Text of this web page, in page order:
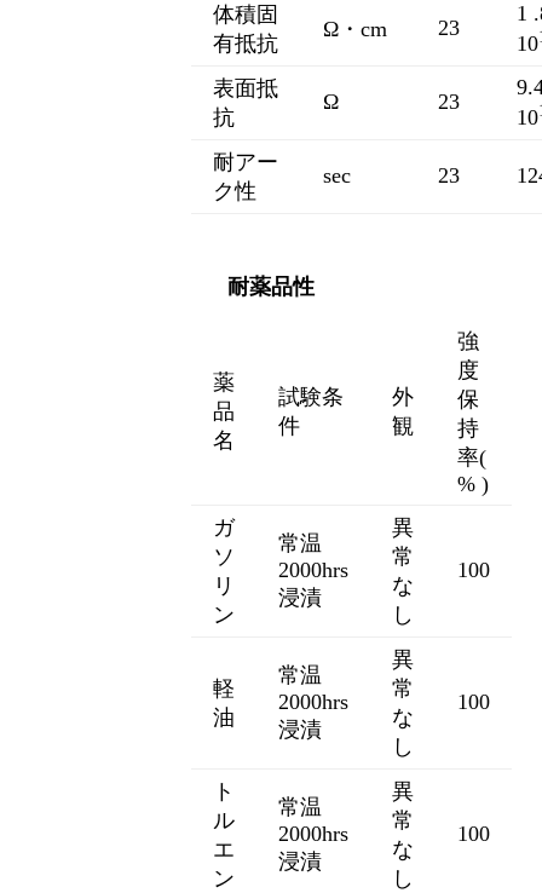
体積固
有抵抗
Ω・cm 23
1
10
表面抵
抗
Ω 23
10
耐アー
ク性
sec 23
耐薬品性
薬
品
名
試験条
件
外
観
強
度
保
持
率(
% )
ガ
ソ
リ
ン
常温
2000hrs
浸漬
異
常
な
し
100
軽
油
常温
2000hrs
浸漬
異
常
な
し
100
ト
ル
エ
ン
常温
2000hrs
浸漬
異
常
な
し
100